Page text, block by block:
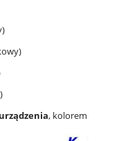
, kolorem